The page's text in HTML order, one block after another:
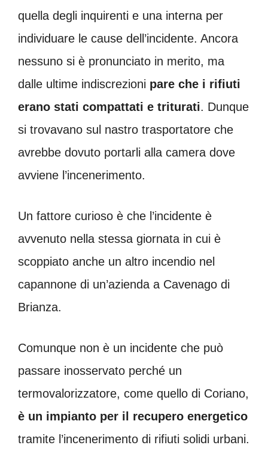
quella degli inquirenti e una interna per
individuare le cause dell’incidente. Ancora
nessuno si è pronunciato in merito, ma
dalle ultime indiscrezioni pare che i rifiuti
erano stati compattati e triturati. Dunque
si trovavano sul nastro trasportatore che
avrebbe dovuto portarli alla camera dove
avviene l’incenerimento.
Un fattore curioso è che l’incidente è
avvenuto nella stessa giornata in cui è
scoppiato anche un altro incendio nel
capannone di un’azienda a Cavenago di
Brianza.
Comunque non è un incidente che può
passare inosservato perché un
termovalorizzatore, come quello di Coriano,
è un impianto per il recupero energetico
tramite l’incenerimento di rifiuti solidi urbani.